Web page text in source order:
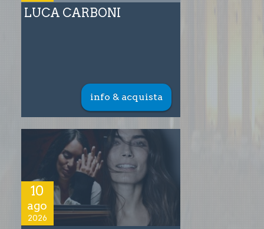
LUCA CARBONI
info & acquista
10
ago
2026